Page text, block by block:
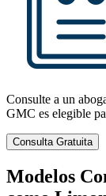
Consulte a un
GMC es elegible
Consulta Gratuita
Modelos